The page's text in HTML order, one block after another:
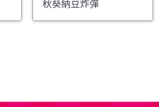
秋葵納豆炸彈